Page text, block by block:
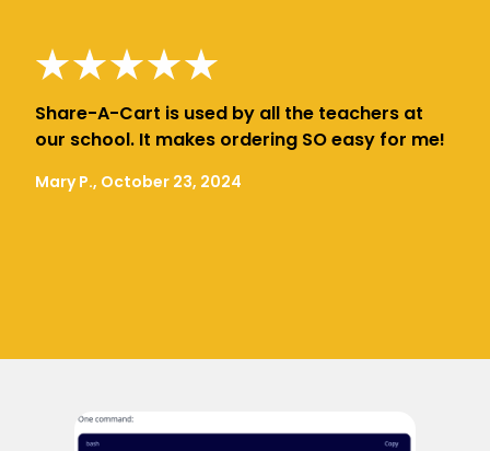
Share-A-Cart is used by all the teachers at
our school. It makes ordering SO easy for me!
Mary P., October 23, 2024